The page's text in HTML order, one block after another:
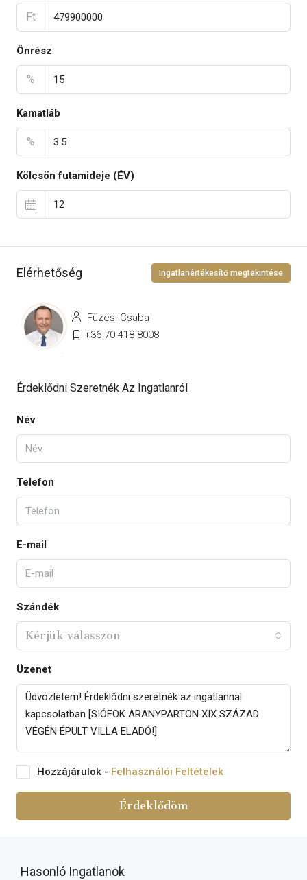
Ft
Önrész
%
Kamatláb
%
Kölcsön futamideje (ÉV)
Elérhetőség Ingatlanértékesítő megtekintése
Füzesi Csaba
+36 70 418-8008
Érdeklődni Szeretnék Az Ingatlanról
Név
Telefon
E-mail
Szándék
Kérjük válasszon
Üzenet
Hozzájárulok - Felhasználói Feltételek
Érdeklődöm
Hasonló Ingatlanok